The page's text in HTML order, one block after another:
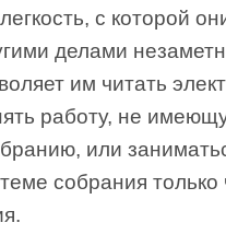
с которой
делами
им читать
работу, не
или
собрания только